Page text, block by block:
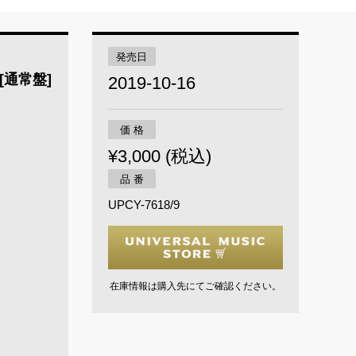
常盤]
発売日
2019-10-16
価 格
¥3,000 (税込)
品 番
UPCY-7618/9
在庫情報は購入先にてご確認ください。